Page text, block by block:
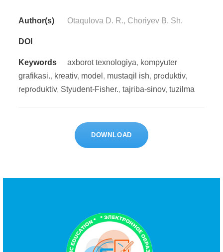
Author(s) Otaqulova D. R., Choriyev B. Sh.
DOI
Keywords axborot texnologiya, kompyuter
grafikasi., kreativ, model , mustaqil ish, prоduktiv,
rеprоduktiv, Styudent-Fisher., tajriba-sinov, tuzilma
DOWNLOAD